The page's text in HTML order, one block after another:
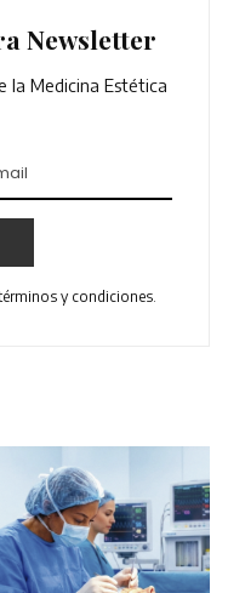
Newsletter
la Medicina Estética
y condiciones.